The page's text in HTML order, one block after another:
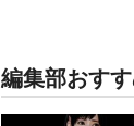
編集部おす